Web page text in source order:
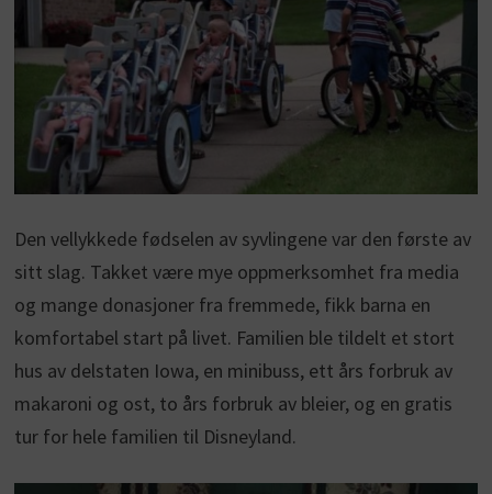
Den vellykkede fødselen av syvlingene var den første av
sitt slag. Takket være mye oppmerksomhet fra media
og mange donasjoner fra fremmede, fikk barna en
komfortabel start på livet. Familien ble tildelt et stort
hus av delstaten Iowa, en minibuss, ett års forbruk av
makaroni og ost, to års forbruk av bleier, og en gratis
tur for hele familien til Disneyland.